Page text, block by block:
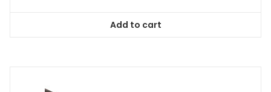
Add to cart